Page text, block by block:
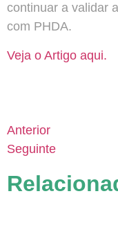
continuar a validar
com PHDA.
Veja o Artigo aqui.
Anterior
Seguinte